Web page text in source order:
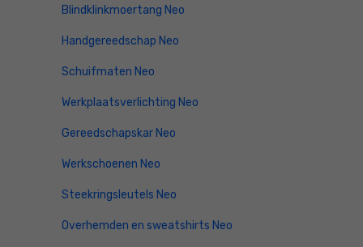
Blindklinkmoertang Neo
Handgereedschap Neo
Schuifmaten Neo
Werkplaatsverlichting Neo
Gereedschapskar Neo
Werkschoenen Neo
Steekringsleutels Neo
Overhemden en sweatshirts Neo